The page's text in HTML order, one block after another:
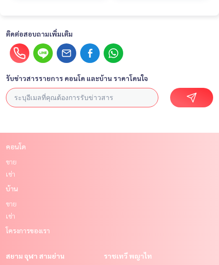
ติดต่อสอบถามเพิ่มเติม
รับข่าวสารรายการ คอนโด และบ้าน ราคาโดนใจ
คอนโด
ขาย
เช่า
บ้าน
ขาย
เช่า
โครงการของเรา
สยาม จุฬา สามย่าน
ราชเทวี พญาไท